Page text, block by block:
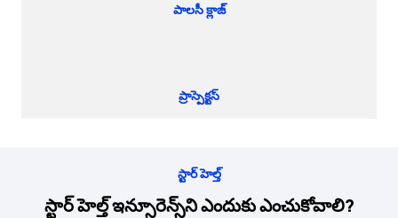
పాలసీ క్లాజ్
ప్రాస్పెక్టస్
స్టార్ హెల్త్
స్టార్ హెల్త్ ఇన్సూరెన్స్‌ని ఎందుకు ఎంచుకోవాలి?